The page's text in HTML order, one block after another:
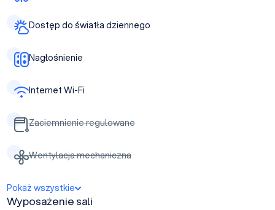
Dostęp do światła dziennego
Nagłośnienie
Internet Wi-Fi
Zaciemnienie regulowane
Wentylacja mechaniczna
Pokaż wszystkie
Wyposażenie sali